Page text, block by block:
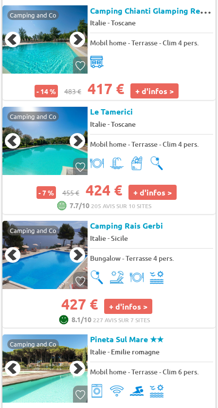
Camping and Co C
amping Chianti Glamping Resort
Italie-Toscane
Mobil home - Terrasse - Clim 4 pers.
- 14 % 483 € 417 € + d'infos >
Camping and Co Le Tamerici
Italie-Toscane
Mobil home - Terrasse - Clim 4 pers.
- 7 % 455 € 424 € + d'infos >
7.7/10 205 AVIS SUR 10 SITES
Camping and Co Camping Rais Gerbi
Italie-Sicile
Bungalow - Terrasse 4 pers.
427 € + d'infos >
8.1/10 227 AVIS SUR 7 SITES
Camping and Co Pineta Sul Mare★★
Italie- Emilie romagne
Mobil home - Terrasse - Clim 6 pers.